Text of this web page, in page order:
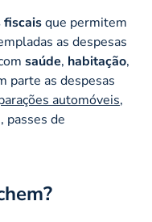
fiscaisque permitem
as despesas
saúde, habitação,
parte as despesas
automóveis,
passes de